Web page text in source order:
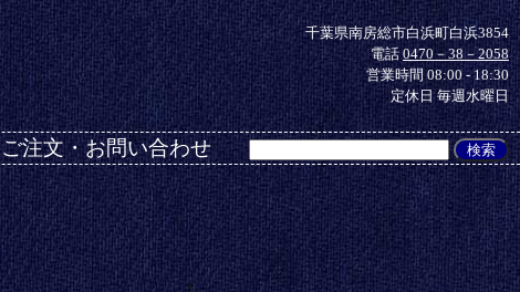
千葉県南房総市白浜町白浜3854
電話 0470－38－2058
営業時間 08:00 - 18:30
定休日 毎週水曜日
ご注文・お問い合わせ